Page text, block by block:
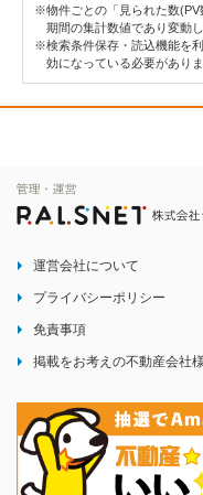
※物件ごとの「見られた数(PV
期間の集計数値であり変動
※検索条件保存・読込機能を
効になっている必要がありま
運営会社について
プライバシーポリシー
免責事項
掲載をお考えの不動産会社